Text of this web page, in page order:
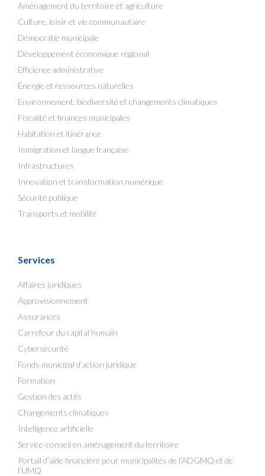
Aménagement du territoire et agriculture
Culture, loisir et vie communautaire
Démocratie municipale
Développement économique régional
Efficience administrative
Énergie et ressources naturelles
Environnement, biodiversité et changements climatiques
Fiscalité et finances municipales
Habitation et itinérance
Immigration et langue française
Infrastructures
Innovation et transformation numérique
Sécurité publique
Transports et mobilité
Services
Affaires juridiques
Approvisionnement
Assurances
Carrefour du capital humain
Cybersécurité
Fonds municipal d’action juridique
Formation
Gestion des actifs
Changements climatiques
Intelligence artificielle
Service-conseil en aménagement du territoire
Portail d’aide financière pour municipalités de l’ADGMQ et de
l’UMQ